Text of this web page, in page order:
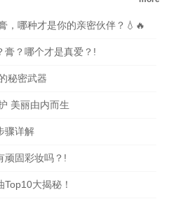
，哪种才是你的亲密伙伴？💧🔥
膏？哪个才是真爱？!
秘密武器
美丽由内而生
骤详解
顽固彩妆吗？!
大揭秘！